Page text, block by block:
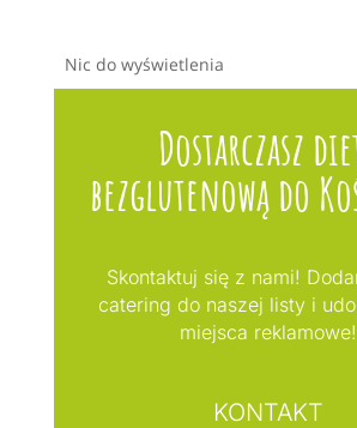
Nic do wyświetlenia
Dostarczasz
bezglutenową do
Skontaktuj się z nami!
catering do naszej listy i
miejsca reklamowe!
KONTAKT